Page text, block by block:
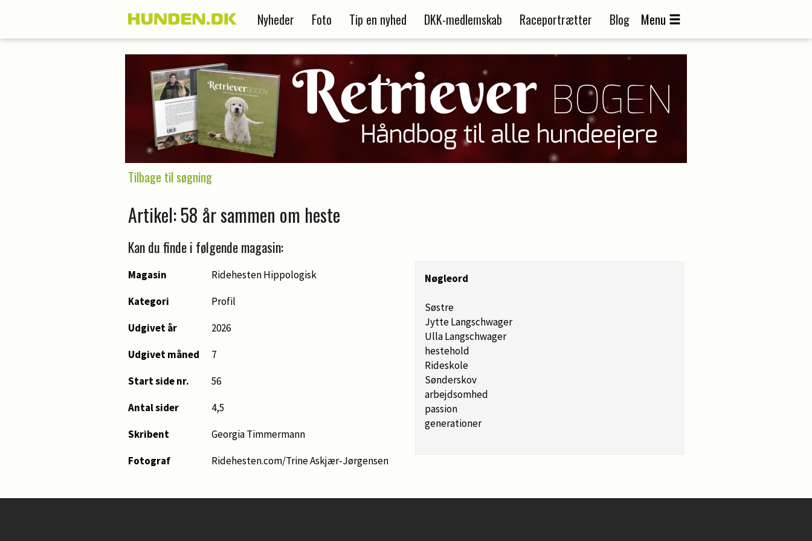
Nyheder Foto Tip en nyhed DKK-medlemskab Raceportrætter Blog Menu
Tilbage til søgning
Artikel: 58 år sammen om heste
Kan du finde i følgende magasin:
Magasin
Ridehesten Hippologisk
Kategori
Profil
Udgivet år
2026
Udgivet måned
7
Start side nr.
56
Antal sider
4,5
Skribent
Georgia Timmermann
Fotograf
Ridehesten.com/Trine Askjær-Jørgensen
Nøgleord
Søstre
Jytte Langschwager
Ulla Langschwager
hestehold
Rideskole
Sønderskov
arbejdsomhed
passion
generationer